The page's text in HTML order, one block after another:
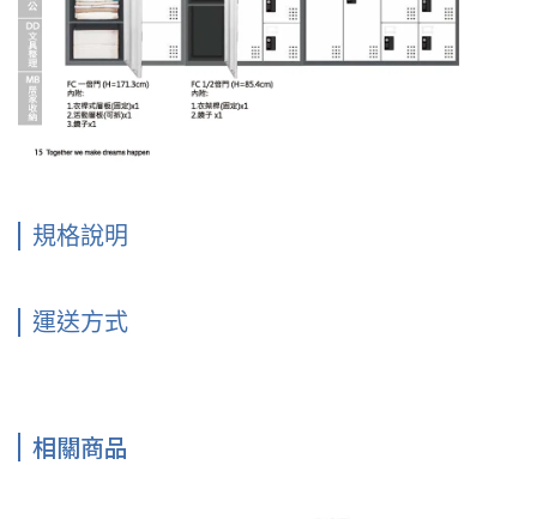
規格說明
運送方式
相關商品